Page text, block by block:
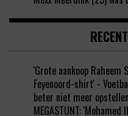
'Grote aankoop
Feyenoord-shirt' -
beter niet meer
MEGASTUNT: